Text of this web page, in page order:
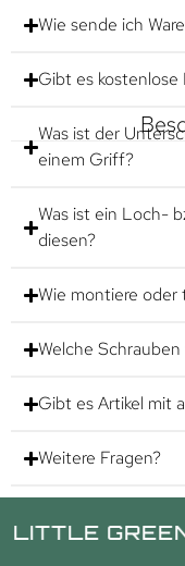
Wie sende ich
Gibt es kostenlose
Was ist der
einem Griff?
Was ist ein Loch-
diesen?
Wie montiere oder
Welche
Gibt es Artikel mit
Weitere Fragen?
GREEN MEN.